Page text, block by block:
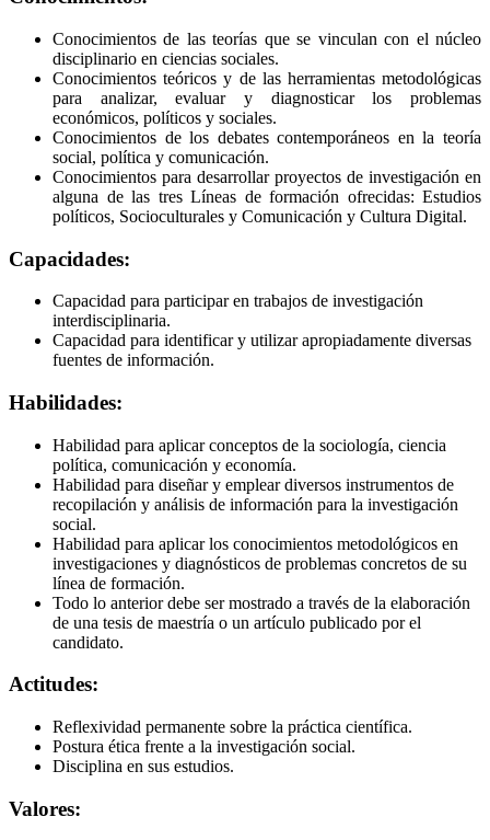
Conocimientos de las teorías que se vinculan con el núcleo
disciplinario en ciencias sociales.
Conocimientos teóricos y de las herramientas metodológicas
para analizar, evaluar y diagnosticar los problemas
económicos, políticos y sociales.
Conocimientos de los debates contemporáneos en la teoría
social, política y comunicación.
Conocimientos para desarrollar proyectos de investigación en
alguna de las tres Líneas de formación ofrecidas: Estudios
políticos, Socioculturales y Comunicación y Cultura Digital.
Capacidades:
Capacidad para participar en trabajos de investigación
interdisciplinaria.
Capacidad para identificar y utilizar apropiadamente diversas
fuentes de información.
Habilidades:
Habilidad para aplicar conceptos de la sociología, ciencia
política, comunicación y economía.
Habilidad para diseñar y emplear diversos instrumentos de
recopilación y análisis de información para la investigación
social.
Habilidad para aplicar los conocimientos metodológicos en
investigaciones y diagnósticos de problemas concretos de su
línea de formación.
Todo lo anterior debe ser mostrado a través de la elaboración
de una tesis de maestría o un artículo publicado por el
candidato.
Actitudes:
Reflexividad permanente sobre la práctica científica.
Postura ética frente a la investigación social.
Disciplina en sus estudios.
Valores: